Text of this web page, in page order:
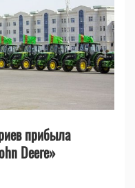
прибыла
Deere»